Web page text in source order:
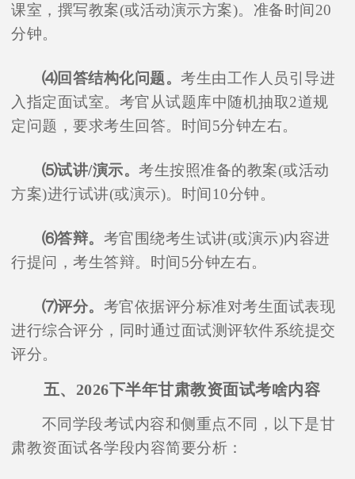
课室，撰写教案(或活动演示方案)。准备时间20
分钟。
⑷回答结构化问题。考生由工作人员引导进
入指定面试室。考官从试题库中随机抽取2道规
定问题，要求考生回答。时间5分钟左右。
⑸试讲/演示。考生按照准备的教案(或活动
方案)进行试讲(或演示)。时间10分钟。
⑹答辩。 考官围绕考生试讲(或演示)内容进
行提问，考生答辩。时间5分钟左右。
⑺评分。 考官依据评分标准对考生面试表现
进行综合评分，同时通过面试测评软件系统提交
评分。
五、2026下半年甘肃教资面试考啥内容
不同学段考试内容和侧重点不同，以下是甘
肃教资面试各学段内容简要分析：